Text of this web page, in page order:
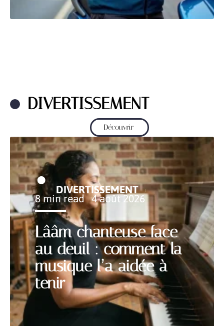
DIVERTISSEMENT
Découvrir
Lââm chanteuse face
au deuil : comment la
musique l’a aidée à
tenir
DIVERTISSEMENT
8 min read 4 août 2026